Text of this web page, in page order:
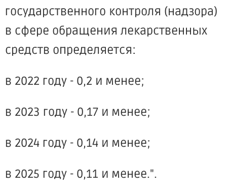
государственного контроля (надзора)
в сфере обращения лекарственных
средств определяется:
в 2022 году - 0,2 и менее;
в 2023 году - 0,17 и менее;
в 2024 году - 0,14 и менее;
в 2025 году - 0,11 и менее.".